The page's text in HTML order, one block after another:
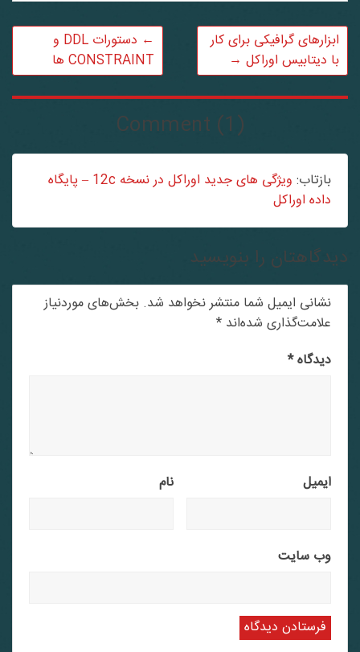
دستورات DDL و
CONSTRAINT ها
ابزارهای گرافیکی برای کار
با دیتابیس اوراکل→
Comment (1)
بازتاب:
ویژگی های جدید اوراکل در نسخه 12c – پایگاه
داده اوراکل
را بنویسید
نشانی ایمیل شما منتشر نخواهد شد. بخش‌های موردنیاز
علامت‌گذاری شده‌اند*
دیدگاه*
ایمیل
وب‌ سایت